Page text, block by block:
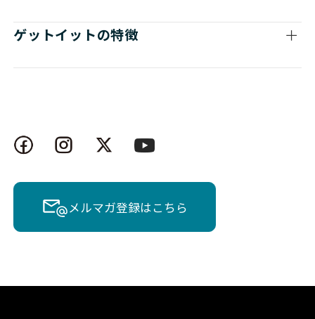
ゲットイットの特徴
メルマガ登録はこちら